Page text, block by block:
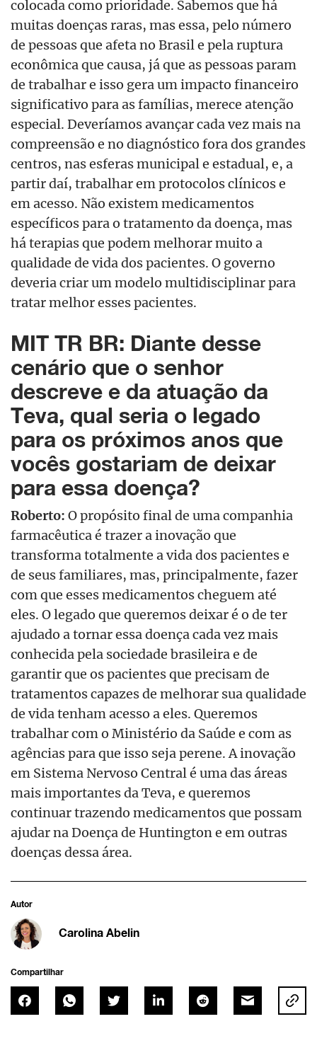
colocada como prioridade. Sabemos que há
muitas doenças raras, mas essa, pelo número
de pessoas que afeta no Brasil e pela ruptura
econômica que causa, já que as pessoas param
de trabalhar e isso gera um impacto financeiro
significativo para as famílias, merece atenção
especial. Deveríamos avançar cada vez mais na
compreensão e no diagnóstico fora dos grandes
centros, nas esferas municipal e estadual, e, a
partir daí, trabalhar em protocolos clínicos e
em acesso. Não existem medicamentos
específicos para o tratamento da doença, mas
há terapias que podem melhorar muito a
qualidade de vida dos pacientes. O governo
deveria criar um modelo multidisciplinar para
tratar melhor esses pacientes.
MIT TR BR: Diante desse
cenário que o senhor
descreve e da atuação da
Teva, qual seria o legado
para os próximos anos que
vocês gostariam de deixar
para essa doença?
Roberto: O propósito final de uma companhia
farmacêutica é trazer a inovação que
transforma totalmente a vida dos pacientes e
de seus familiares, mas, principalmente, fazer
com que esses medicamentos cheguem até
eles. O legado que queremos deixar é o de ter
ajudado a tornar essa doença cada vez mais
conhecida pela sociedade brasileira e de
garantir que os pacientes que precisam de
tratamentos capazes de melhorar sua qualidade
de vida tenham acesso a eles. Queremos
trabalhar com o Ministério da Saúde e com as
agências para que isso seja perene. A inovação
em Sistema Nervoso Central é uma das áreas
mais importantes da Teva, e queremos
continuar trazendo medicamentos que possam
ajudar na Doença de Huntington e em outras
doenças dessa área.
Autor
Carolina Abelin
Compartilhar